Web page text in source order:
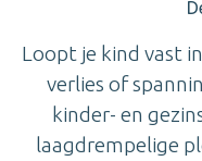
Loopt je kind vast
verlies of
kinder- en
laagdrempelige